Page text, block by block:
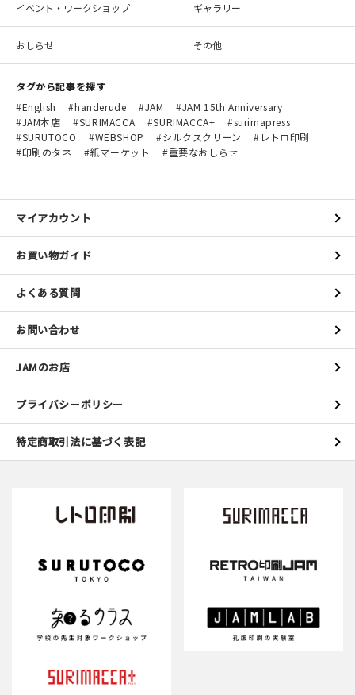
カートを見る
お買い物ガイド
お問い合わせ
イベント・ワークショップ ギャラリー
おしらせ その他
タグから記事を探す
English
handerude JAM
JAM 15th Anniversary
JAM本店
SURIMACCA SURIMACCA+
surimapress
SURUTOCO
WEBSHOP シルクスクリーン
レトロ印刷
印刷のタネ
紙マーケット 重要なおしらせ
マイアカウント
お買い物ガイド
よくある質問
お問い合わせ
JAMのお店
プライバシーポリシー
特定商取引法に基づく表記